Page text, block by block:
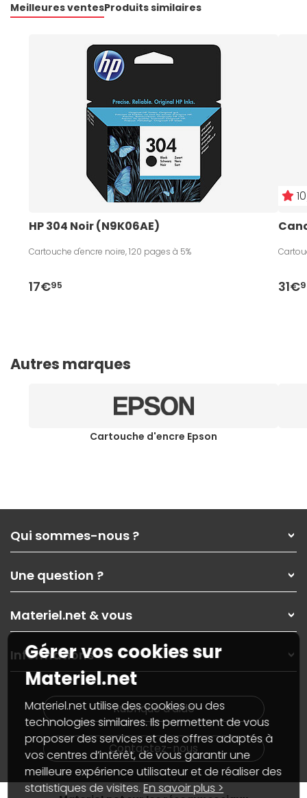
Meilleures ventesProduits similaires
HP 304 Noir (N9K06AE)
Cartouche d'encre noire, 120 pages à 5%
17€95 31€
Autres marques
Cartouche d'encre Epson
Qui sommes-nous ?
Nos services
Les magasins Materiel.net
Nos solutions pour les pros
Contactez-nous
Une question ?
Paiement, livraison
Garanties,Pack Zen
SAV, demander un retour
Informations
Guides d'achats et tutoriels
Materiel.net & vous
On répare votre PC portable
On rachète votre carte graphique
PC sur mesure : Votre RDV personnalisé
Notre démarche écologique
Materiel.net recrute
Notre programme d'affiliation
Partenariat & Sponsoring
Informations
Plan du site
Nos marques
Conditions générales de vente
Marketplace
Informations légales
Données personnellesetcookies
Gérer vos cookies
Accessibilité : non conforme
Rubrique d'aide
Contactez-nous
Gérer vos cookies sur
Materiel.net
Materiel.net utilise des cookies ou des
technologies similaires. Ils permettent de vous
proposer des services et des offres adaptés à
vos centres d’intérêt, de vous garantir une
meilleure expérience utilisateur et de réaliser des
statistiques de visites.En savoir plus >